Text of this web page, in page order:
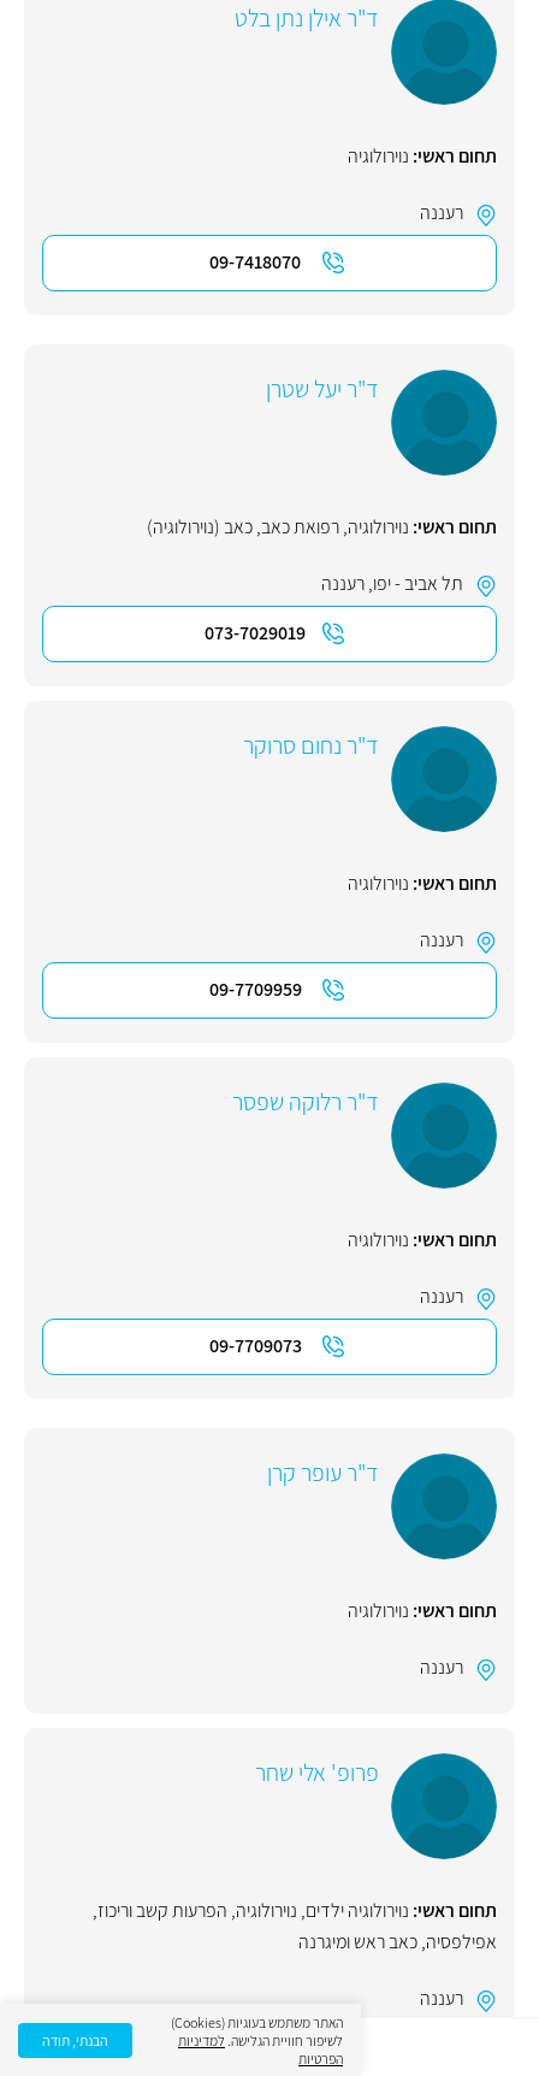
ד"ר אילן נתן בלט
תחום ראשי: נוירולוגיה
רעננה
09-7418070
ד"ר יעל שטרן
תחום ראשי: נוירולוגיה,רפואת כאב,כאב (נוירולוגיה)
תל אביב - יפו,רעננה
073-7029019
ד"ר נחום סרוקר
תחום ראשי: נוירולוגיה
רעננה
09-7709959
ד"ר רלוקה שפסר
תחום ראשי: נוירולוגיה
רעננה
09-7709073
ד"ר עופר קרן
תחום ראשי: נוירולוגיה
רעננה
פרופ' אלי שחר
תחום ראשי: נוירולוגיה ילדים, נוירולוגיה, הפרעות קשב וריכוז,
אפילפסיה,כאב ראש ומיגרנה
רעננה
האתר משתמש בעוגיות (Cookies)
לשיפור חוויית הגלישה. למדיניות
הפרטיות
הבנתי, תודה